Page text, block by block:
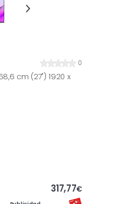
0
cm (27") 1920 x
317,77€